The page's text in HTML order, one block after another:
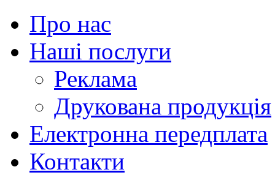
Про нас
Наші послуги
Реклама
Друкована продукція
Електронна передплата
Контакти